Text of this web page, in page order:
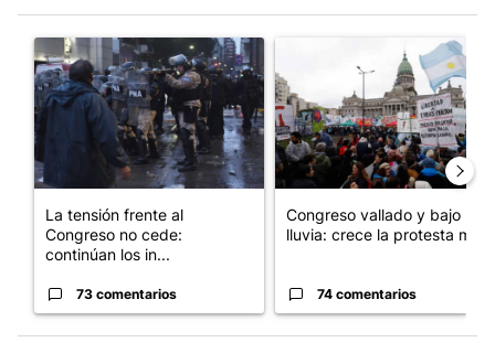
Un artículo de tendencia con el título "La tensión frente al
La tensión frente al
Congreso no cede:
continúan los in...
73 comentarios
Un artículo de tendencia
Congreso vallado y bajo la
lluvia: crece la protesta mi...
74 comentarios